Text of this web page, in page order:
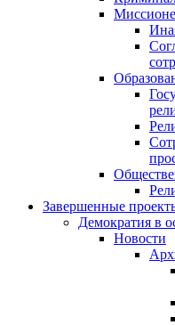
Завершенные
Демократия в
Новости